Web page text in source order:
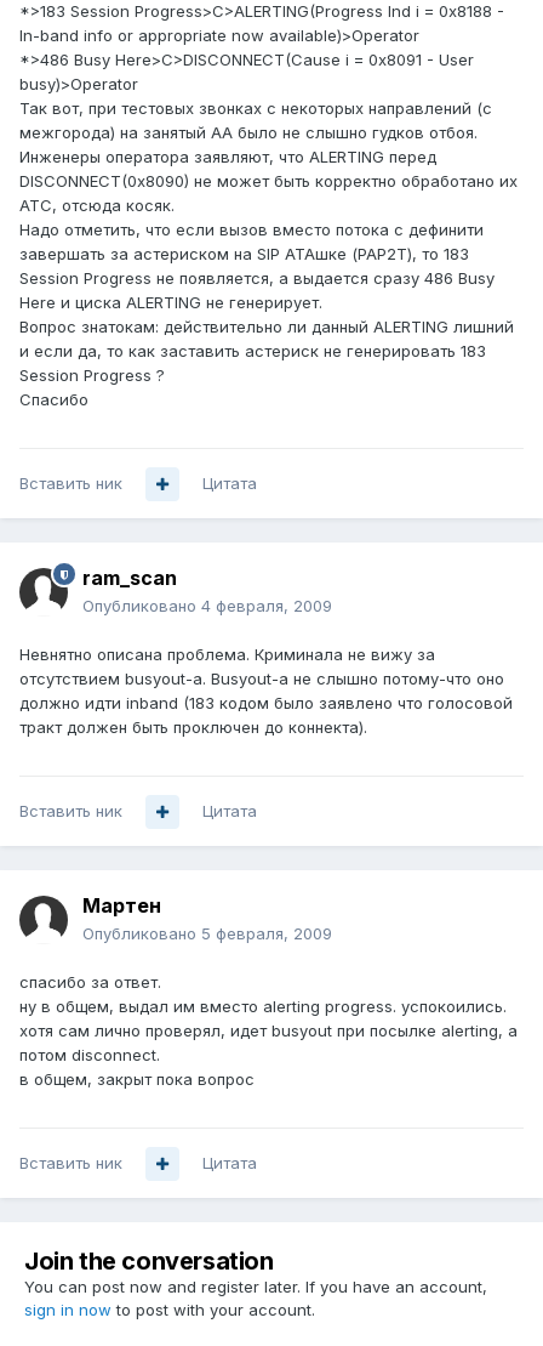
*>183 Session Progress>C>ALERTING(Progress Ind i = 0x8188 -
In-band info or appropriate now available)>Operator
*>486 Busy Here>C>DISCONNECT(Cause i = 0x8091 - User
busy)>Operator
Так вот, при тестовых звонках с некоторых направлений (с
межгорода) на занятый AA было не слышно гудков отбоя.
Инженеры оператора заявляют, что ALERTING перед
DISCONNECT(0x8090) не может быть корректно обработано их
АТС, отсюда косяк.
Надо отметить, что если вызов вместо потока с дефинити
завершать за астериском на SIP АТАшке (PAP2T), то 183
Session Progress не появляется, а выдается сразу 486 Busy
Here и циска ALERTING не генерирует.
Вопрос знатокам: действительно ли данный ALERTING лишний
и если да, то как заставить астериск не генерировать 183
Session Progress ?
Спасибо
Вставить ник Цитата
ram_scan
Опубликовано 4 февраля, 2009
Невнятно описана проблема. Криминала не вижу за
отсутствием busyout-а. Busyout-а не слышно потому-что оно
должно идти inband (183 кодом было заявлено что голосовой
тракт должен быть проключен до коннекта).
Вставить ник Цитата
Мартен
Опубликовано 5 февраля, 2009
спасибо за ответ.
ну в общем, выдал им вместо alerting progress. успокоились.
хотя сам лично проверял, идет busyout при посылке alerting, а
потом disconnect.
в общем, закрыт пока вопрос
Вставить ник Цитата
Join the conversation
You can post now and register later. If you have an account,
sign in now to post with your account.